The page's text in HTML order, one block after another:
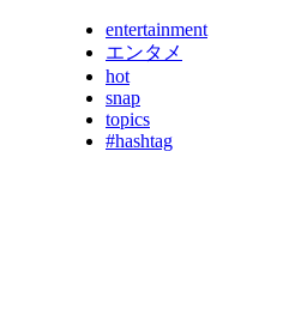
entertainment
エンタメ
hot
snap
topics
#hashtag